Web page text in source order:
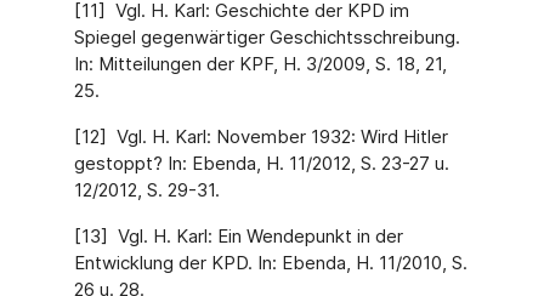
[11] Vgl. H. Karl: Geschichte der KPD im
Spiegel gegenwärtiger Geschichtsschreibung.
In: Mitteilungen der KPF, H. 3/2009, S. 18, 21,
25.
[12] Vgl. H. Karl: November 1932: Wird Hitler
gestoppt? In: Ebenda, H. 11/2012, S. 23-27 u.
12/2012, S. 29-31.
[13] Vgl. H. Karl: Ein Wendepunkt in der
Entwicklung der KPD. In: Ebenda, H. 11/2010, S.
26 u. 28.